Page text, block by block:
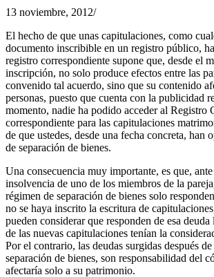
13 noviembre, 2012/
El hecho de que unas capitulaciones, como
documento inscribible en un registro público,
registro correspondiente supone que, desde el
inscripción, no solo produce efectos entre las
convenido tal acuerdo, sino que su contenido
personas, puesto que cuenta con la publicidad
momento, nadie ha podido acceder al Registro
correspondiente para las capitulaciones
de que ustedes, desde una fecha concreta, han
de separación de bienes.
Una consecuencia muy importante, es que,
insolvencia de uno de los miembros de la
régimen de separación de bienes solo
no se haya inscrito la escritura de
pueden considerar que responden de esa deuda
de las nuevas capitulaciones tenían la
Por el contrario, las deudas surgidas después
separación de bienes, son responsabilidad del
afectaría solo a su patrimonio.